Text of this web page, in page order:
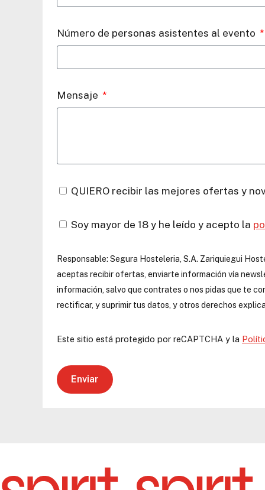
Número de personas asistentes al evento
Mensaje
QUIERO recibir las mejores ofertas y
Soy mayor de 18 y he leído y acepto la
Responsable: Segura Hosteleria, S.A. Zariquiegui
aceptas recibir ofertas, enviarte información vía
información, salvo que contrates o nos pidas que te
rectificar, y suprimir tus datos, y otros derechos
Este sitio está protegido por reCAPTCHA y la
Enviar